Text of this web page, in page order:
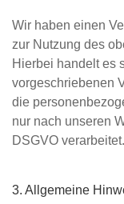
Wir haben einen
zur Nutzung des
Hierbei handelt es
vorgeschriebenen
die
nur nach unseren
DSGVO verarbeitet.
3. Allgemeine